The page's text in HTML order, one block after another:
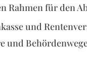
Rahmen für den
und
und